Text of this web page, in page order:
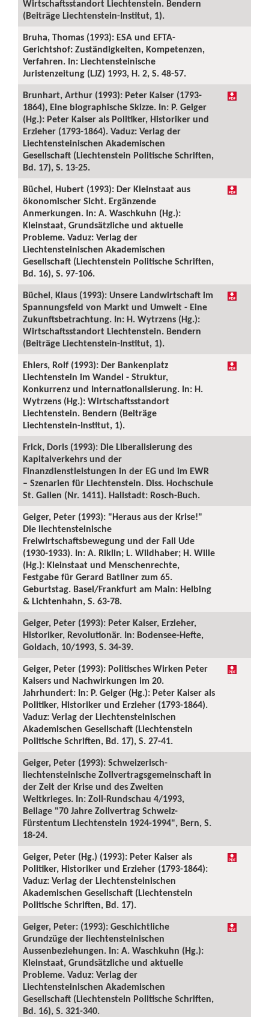
Wirtschaftsstandort Liechtenstein. Bendern
(Beiträge Liechtenstein-Institut, 1).
Bruha, Thomas (1993): ESA und EFTA-
Gerichtshof: Zuständigkeiten, Kompetenzen,
Verfahren. In: Liechtensteinische
Juristenzeitung (LJZ) 1993, H. 2, S. 48-57.
Brunhart, Arthur (1993): Peter Kaiser (1793-
1864), Eine biographische Skizze. In: P. Geiger
(Hg.): Peter Kaiser als Politiker, Historiker und
Erzieher (1793-1864). Vaduz: Verlag der
Liechtensteinischen Akademischen
Gesellschaft (Liechtenstein Politische Schriften,
Bd. 17), S. 13-25.
Büchel, Hubert (1993): Der Kleinstaat aus
ökonomischer Sicht. Ergänzende
Anmerkungen. In: A. Waschkuhn (Hg.):
Kleinstaat, Grundsätzliche und aktuelle
Probleme. Vaduz: Verlag der
Liechtensteinischen Akademischen
Gesellschaft (Liechtenstein Politische Schriften,
Bd. 16), S. 97-106.
Büchel, Klaus (1993): Unsere Landwirtschaft im
Spannungsfeld von Markt und Umwelt - Eine
Zukunftsbetrachtung. In: H. Wytrzens (Hg.):
Wirtschaftsstandort Liechtenstein. Bendern
(Beiträge Liechtenstein-Institut, 1).
Ehlers, Rolf (1993): Der Bankenplatz
Liechtenstein im Wandel - Struktur,
Konkurrenz und Internationalisierung. In: H.
Wytrzens (Hg.): Wirtschaftsstandort
Liechtenstein. Bendern (Beiträge
Liechtenstein-Institut, 1).
Frick, Doris (1993): Die Liberalisierung des
Kapitalverkehrs und der
Finanzdienstleistungen in der EG und im EWR
– Szenarien für Liechtenstein. Diss. Hochschule
St. Gallen (Nr. 1411). Hallstadt: Rosch-Buch.
Geiger, Peter (1993): "Heraus aus der Krise!"
Die liechtensteinische
Freiwirtschaftsbewegung und der Fall Ude
(1930-1933). In: A. Riklin; L. Wildhaber; H. Wille
(Hg.): Kleinstaat und Menschenrechte,
Festgabe für Gerard Batliner zum 65.
Geburtstag. Basel/Frankfurt am Main: Helbing
& Lichtenhahn, S. 63-78.
Geiger, Peter (1993): Peter Kaiser, Erzieher,
Historiker, Revolutionär. In: Bodensee-Hefte,
Goldach, 10/1993, S. 34-39.
Geiger, Peter (1993): Politisches Wirken Peter
Kaisers und Nachwirkungen im 20.
Jahrhundert: In: P. Geiger (Hg.): Peter Kaiser als
Politiker, Historiker und Erzieher (1793-1864).
Vaduz: Verlag der Liechtensteinischen
Akademischen Gesellschaft (Liechtenstein
Politische Schriften, Bd. 17), S. 27-41.
Geiger, Peter (1993): Schweizerisch-
liechtensteinische Zollvertragsgemeinschaft in
der Zeit der Krise und des Zweiten
Weltkrieges. In: Zoll-Rundschau 4/1993,
Beilage "70 Jahre Zollvertrag Schweiz-
Fürstentum Liechtenstein 1924-1994", Bern, S.
18-24.
Geiger, Peter (Hg.) (1993): Peter Kaiser als
Politiker, Historiker und Erzieher (1793-1864):
Vaduz: Verlag der Liechtensteinischen
Akademischen Gesellschaft (Liechtenstein
Politische Schriften, Bd. 17).
Geiger, Peter: (1993): Geschichtliche
Grundzüge der liechtensteinischen
Aussenbeziehungen. In: A. Waschkuhn (Hg.):
Kleinstaat, Grundsätzliche und aktuelle
Probleme. Vaduz: Verlag der
Liechtensteinischen Akademischen
Gesellschaft (Liechtenstein Politische Schriften,
Bd. 16), S. 321-340.